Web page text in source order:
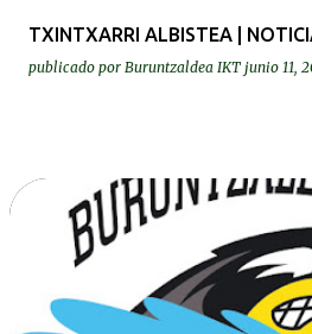
TXINTXARRI ALBISTEA |
publicado por Buruntzaldea IKT junio 11,